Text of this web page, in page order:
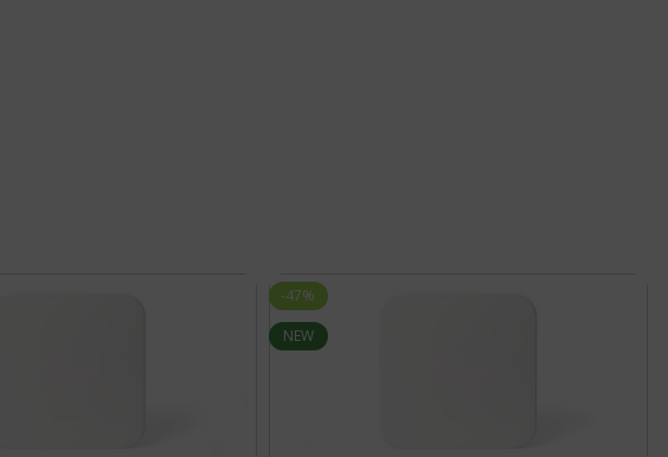
-47%
NEW